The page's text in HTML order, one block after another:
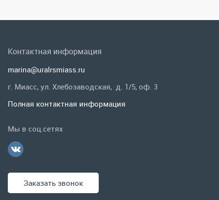
Спецпредложения
Гарантии и возврат
Заказать звонок